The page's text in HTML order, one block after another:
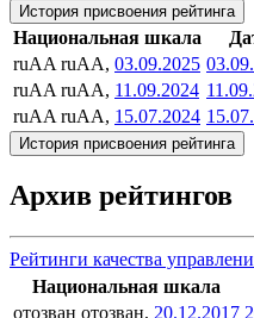
История присвоения рейтинга
Национальная шкала
ruAA ruAA, 03.09.2025
ruAA ruAA, 11.09.2024
ruAA ruAA, 15.07.2024
История присвоения рейтинга
Архив рейтингов
Рейтинги качества
Национальная шкала
отозван отозван, 20.12.2017